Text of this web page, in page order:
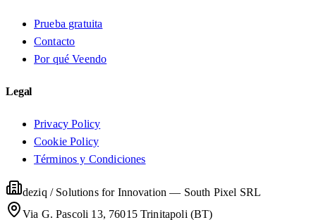
Prueba gratuita
Contacto
Por qué Veendo
Legal
Privacy Policy
Cookie Policy
Términos y Condiciones
deziq / Solutions for Innovation — South Pixel SRL
Via G. Pascoli 13, 76015 Trinitapoli (BT)